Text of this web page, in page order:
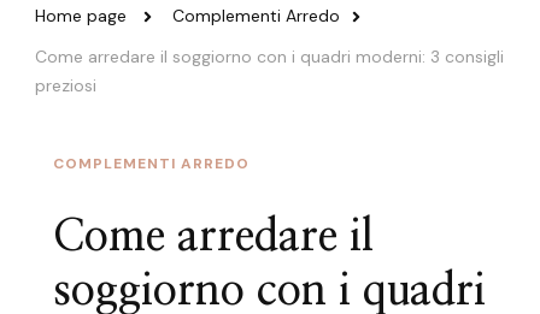
Home page
Complementi Arredo
Come arredare il soggiorno con i quadri moderni: 3 consigli
preziosi
COMPLEMENTI ARREDO
Come arredare il
soggiorno con i quadri